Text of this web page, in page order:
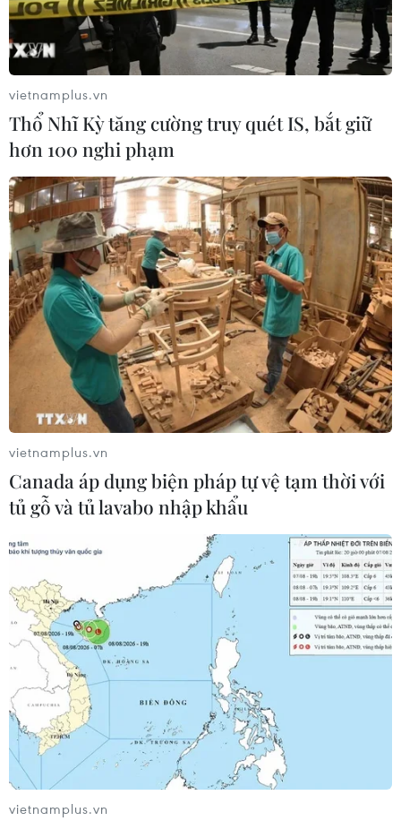
"Công cụ tấn cộng mạng của CIA có thể
nhằm vào cả đồng minh của Mỹ"
14/04/2017 00:51
Symantec không tiết lộ danh sách khách hàng bị
Longhorn, nhóm tin tặc sử dụng công cụ của CIA, tấn
công song nhấn mạnh "một số đối tượng bị tấn công
mạng chính là các nước đồng minh của Mỹ."
Ông Trump bóng gió Trung Quốc tấn
công thư điện tử của Đảng Dân chủ
30/04/2017 23:55
Tổng thống Mỹ Donald Trump cho biết, Trung Quốc có
vietnamplus.vn
Thổ Nhĩ Kỳ tăng cường truy quét IS, bắt giữ
hơn 100 nghi phạm
vietnamplus.vn
Canada áp dụng biện pháp tự vệ tạm thời với
tủ gỗ và tủ lavabo nhập khẩu
vietnamplus.vn